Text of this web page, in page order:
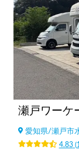
瀬戸ワー
愛知県/瀬戸市
4.83(